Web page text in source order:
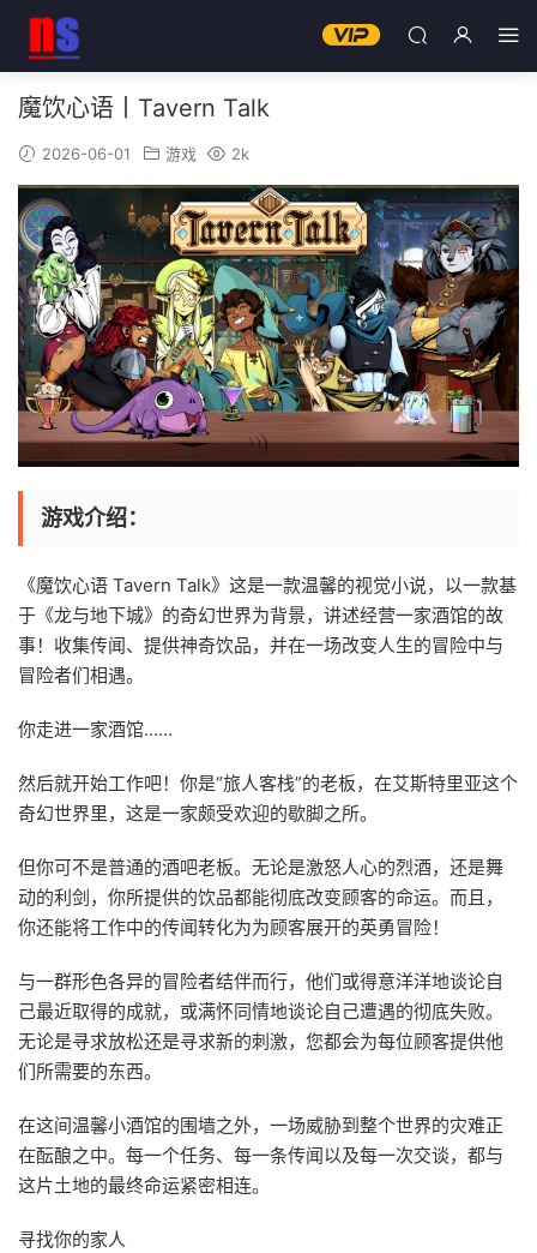
魔饮心语丨Tavern Talk
2026-06-01 游戏 2k
游戏介绍：
《魔饮心语 Tavern Talk》这是一款温馨的视觉小说，以一款基
于《龙与地下城》的奇幻世界为背景，讲述经营一家酒馆的故
事！收集传闻、提供神奇饮品，并在一场改变人生的冒险中与
冒险者们相遇。
你走进一家酒馆……
然后就开始工作吧！你是“旅人客栈”的老板，在艾斯特里亚这个
奇幻世界里，这是一家颇受欢迎的歇脚之所。
但你可不是普通的酒吧老板。无论是激怒人心的烈酒，还是舞
动的利剑，你所提供的饮品都能彻底改变顾客的命运。而且，
你还能将工作中的传闻转化为为顾客展开的英勇冒险！
与一群形色各异的冒险者结伴而行，他们或得意洋洋地谈论自
己最近取得的成就，或满怀同情地谈论自己遭遇的彻底失败。
无论是寻求放松还是寻求新的刺激，您都会为每位顾客提供他
们所需要的东西。
在这间温馨小酒馆的围墙之外，一场威胁到整个世界的灾难正
在酝酿之中。每一个任务、每一条传闻以及每一次交谈，都与
这片土地的最终命运紧密相连。
寻找你的家人